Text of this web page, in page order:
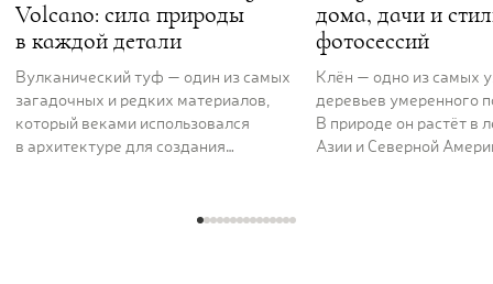
Volcano: сила природы
в каждой детали
Вулканический туф — один из самых
загадочных и редких материалов,
который веками использовался
в архитектуре для создания
фактурная поверхность как будто
дома, дачи и
фотосессий
Клён — одно из самых
деревьев умеренного
В природе он растёт в
Азии и Северной